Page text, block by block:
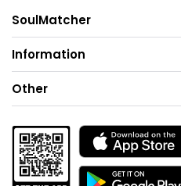
SoulMatcher
Information
Other